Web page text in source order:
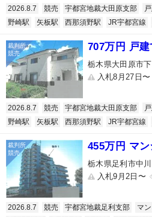
2026.8.7 競売 宇都宮地裁大田原支部
野崎駅
矢板駅 西那須野駅 JR宇都宮線
707万円 戸建
栃木県大田原市
入札8月27日〜
2026.8.7 競売 宇都宮地裁大田原支部
野崎駅
矢板駅 西那須野駅 JR宇都宮線
455万円 マ
栃木県足利市中
入札9月2日〜
2026.8.7 競売 宇都宮地裁足利支部 マ